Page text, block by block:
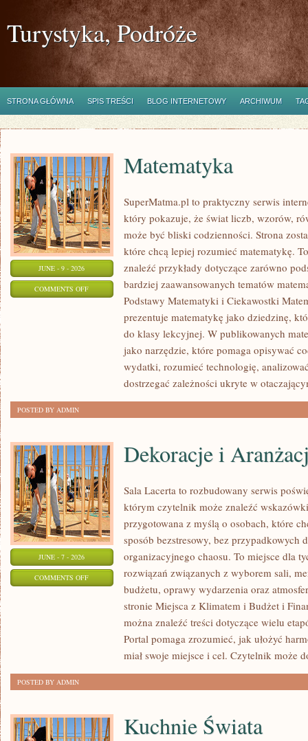
Turystyka, Podróże
STRONA GŁÓWNA SPIS TREŚCI BLOG INTERNETOWY ARCHIWUM
JUNE - 9 - 2026
COMMENTS OFFON
MATEMATYKA
Matematyka
SuperMatma.pl to praktyczny serwis
który pokazuje, że świat liczb, wzorów,
może być bliski codzienności. Strona
które chcą lepiej rozumieć matematykę.
znaleźć przykłady dotyczące zarówno
bardziej zaawansowanych tematów
Podstawy Matematyki i Ciekawostki
prezentuje matematykę jako dziedzinę,
do klasy lekcyjnej. W publikowanych
jako narzędzie, które pomaga opisywać
wydatki, rozumieć technologię,
dostrzegać zależności ukryte w
POSTED BY ADMIN
JUNE - 7 - 2026
COMMENTS OFFON
DEKORACJE
ARANŻACJE
Dekoracje i
Sala Lacerta to rozbudowany serwis
którym czytelnik może znaleźć
przygotowana z myślą o osobach, które
sposób bezstresowy, bez przypadkowych
organizacyjnego chaosu. To miejsce dla
rozwiązań związanych z wyborem sali,
budżetu, oprawy wydarzenia oraz
stronie Miejsca z Klimatem i Budżet i
można znaleźć treści dotyczące wielu
Portal pomaga zrozumieć, jak ułożyć
miał swoje miejsce i cel. Czytelnik może
POSTED BY ADMIN
Kuchnie Świata